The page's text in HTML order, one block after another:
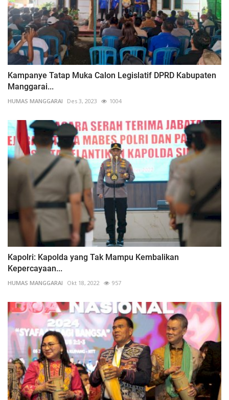
Kampanye Tatap Muka Calon Legislatif DPRD Kabupaten
Manggarai...
HUMAS MANGGARAI Des 3, 2023 1004
Kapolri: Kapolda yang Tak Mampu Kembalikan
Kepercayaan...
HUMAS MANGGARAI Okt 18, 2022 957